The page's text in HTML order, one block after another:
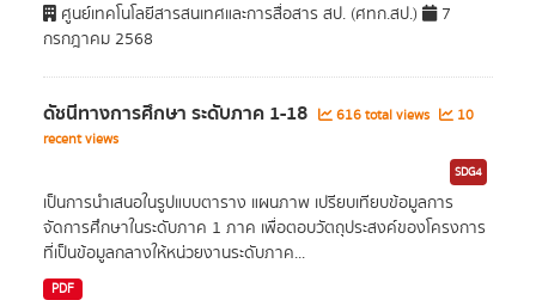
ศูนย์เทคโนโลยีสารสนเทศและการสื่อสาร สป. (ศทก.สป.)
7
กรกฎาคม 2568
ดัชนีทางการศึกษา ระดับภาค 1-18 616 total views
10
recent views
SDG4
เป็นการนำเสนอในรูปแบบตาราง แผนภาพ เปรียบเทียบข้อมูลการ
จัดการศึกษาในระดับภาค 1 ภาค เพื่อตอบวัตถุประสงค์ของโครงการ
ที่เป็นข้อมูลกลางให้หน่วยงานระดับภาค...
PDF